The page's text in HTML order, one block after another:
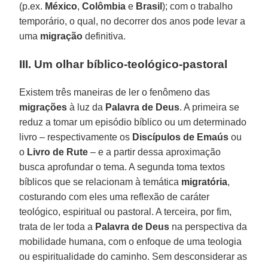
(p.ex. México,Colômbia e Brasil); com o trabalho
temporário, o qual, no decorrer dos anos pode levar a
uma migração definitiva.
III. Um olhar bíblico-teológico-pastoral
Existem três maneiras de ler o fenômeno das
migrações à luz da Palavra de Deus. A primeira se
reduz a tomar um episódio bíblico ou um determinado
livro – respectivamente os Discípulos de Emaús ou
o Livro de Rute – e a partir dessa aproximação
busca aprofundar o tema. A segunda toma textos
bíblicos que se relacionam à temática migratória,
costurando com eles uma reflexão de caráter
teológico, espiritual ou pastoral. A terceira, por fim,
trata de ler toda a Palavra de Deus na perspectiva da
mobilidade humana, com o enfoque de uma teologia
ou espiritualidade do caminho. Sem desconsiderar as